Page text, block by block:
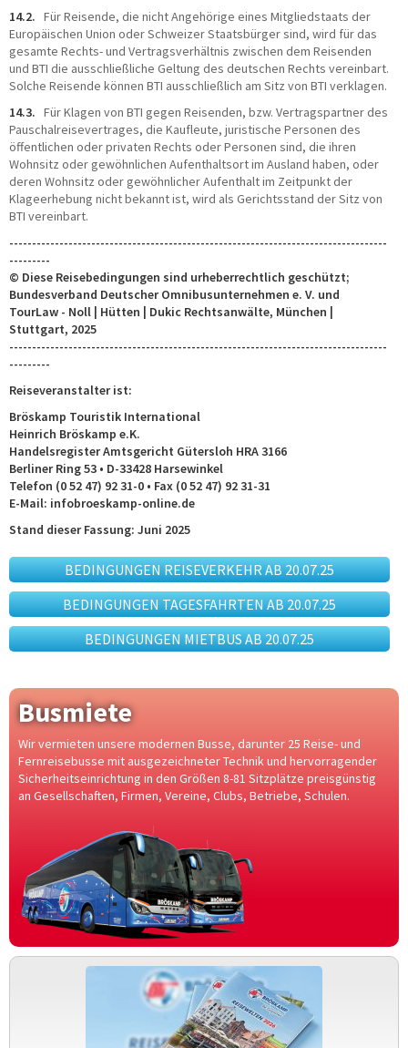
14.2. Für Reisende, die nicht Angehörige eines Mitgliedstaats der
Europäischen Union oder Schweizer Staatsbürger sind, wird für das
gesamte Rechts- und Vertragsverhältnis zwischen dem Reisenden
und BTI die ausschließliche Geltung des deutschen Rechts vereinbart.
Solche Reisende können BTI ausschließlich am Sitz von BTI verklagen.
14.3. Für Klagen von BTI gegen Reisenden, bzw. Vertragspartner des
Pauschalreisevertrages, die Kaufleute, juristische Personen des
öffentlichen oder privaten Rechts oder Personen sind, die ihren
Wohnsitz oder gewöhnlichen Aufenthaltsort im Ausland haben, oder
deren Wohnsitz oder gewöhnlicher Aufenthalt im Zeitpunkt der
Klageerhebung nicht bekannt ist, wird als Gerichtsstand der Sitz von
BTI vereinbart.
-----------------------------------------------------------------------------------
---------
© Diese Reisebedingungen sind urheberrechtlich geschützt;
Bundesverband Deutscher Omnibusunternehmen e. V. und
TourLaw - Noll | Hütten | Dukic Rechtsanwälte, München |
Stuttgart, 2025
-----------------------------------------------------------------------------------
---------
Reiseveranstalter ist:
Bröskamp Touristik International
Heinrich Bröskamp e.K.
Handelsregister Amtsgericht Gütersloh HRA 3166
Berliner Ring 53 • D-33428 Harsewinkel
Telefon (0 52 47) 92 31-0 • Fax (0 52 47) 92 31-31
E-Mail: infobroeskamp-online.de
Stand dieser Fassung: Juni 2025
BEDINGUNGEN REISEVERKEHR AB 20.07.25
BEDINGUNGEN TAGESFAHRTEN AB 20.07.25
BEDINGUNGEN MIETBUS AB 20.07.25
Busmiete
Wir vermieten unsere modernen Busse, darunter 25 Reise- und
Fernreisebusse mit ausgezeichneter Technik und hervorragender
Sicherheitseinrichtung in den Größen 8-81 Sitzplätze preisgünstig
an Gesellschaften, Firmen, Vereine, Clubs, Betriebe, Schulen.